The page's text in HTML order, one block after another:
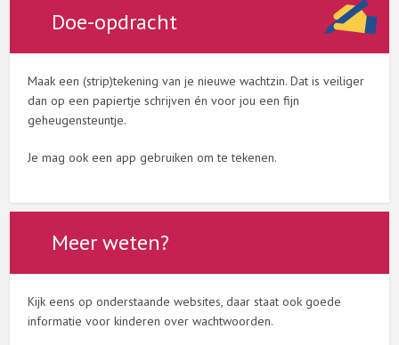
Doe-opdracht
Maak een (strip)tekening van je nieuwe wachtzin. Dat is veiliger
dan op een papiertje schrijven én voor jou een fijn
geheugensteuntje.
Je mag ook een app gebruiken om te tekenen.
Meer weten?
Kijk eens op onderstaande websites, daar staat ook goede
informatie voor kinderen over wachtwoorden.